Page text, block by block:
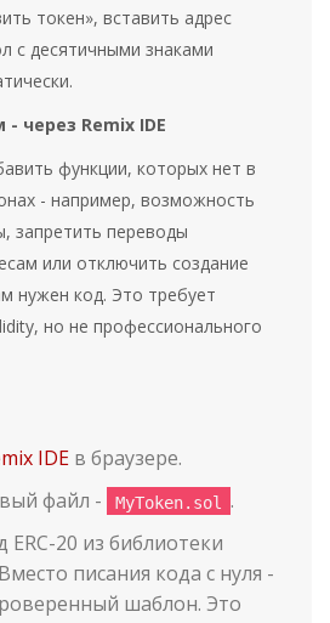
токен», вставить адрес
с десятичными знаками
через Remix IDE
функции, которых нет в
- например, возможность
запретить переводы
или отключить создание
нужен код. Это требует
но не профессионального
IDE в браузере.
файл -
MyToken.sol
.
ERC-20 из библиотеки
писания кода с нуля -
шаблон. Это